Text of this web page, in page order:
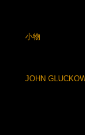
小物
JOHN